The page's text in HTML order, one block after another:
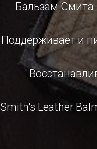
Бальзам Смита
Поддерживает и
Smith's Leather